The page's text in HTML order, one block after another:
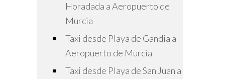
Horadada a Aeropuerto de
Murcia
Taxi desde Playa de Gandia a
Aeropuerto de Murcia
Taxi desde Playa de San Juan a